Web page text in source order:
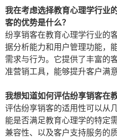
我在考虑选择教育心理学行业
客的优势是什么？
纷享销客在教育心理学行业的
据分析能力和用户管理功能，
需求与行为。它提供了丰富的
准营销工具，能够提升客户满
我想知道如何评估纷享销客在
评估纷享销客的适用性可以从
能是否满足教育心理学的特定
兼容性、以及客户支持服务的